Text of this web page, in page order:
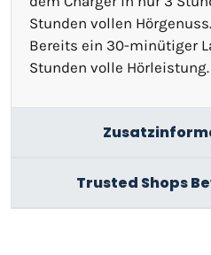
Stunden vollen Hörgenuss.
Bereits ein 30-minütiger
Stunden volle Hörleistung.
Trusted Shops